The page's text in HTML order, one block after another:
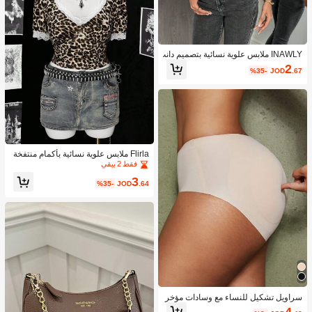
INAWLY ملابس علوية نسائية بتصميم دانت
يل غير متماثل
JOD2.67
%35-
سراويل تشكيل للنساء مع وسادات مؤخر
ة قابلة للإزالة، تصميم خالي من الحواف ل
Flirla ملابس علوية نسائية بأكمام منتفخة
قصيرة ذات طبعة جلد النمر مع تفاصيل ال
فقط 2 بيقي
JOD3.64
%35-